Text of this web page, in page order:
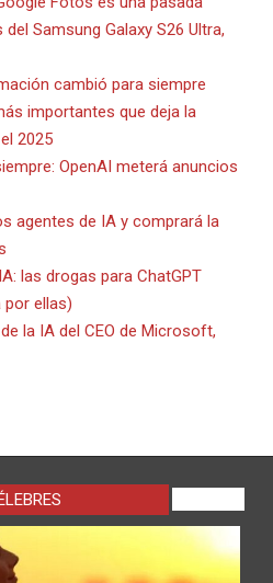
Samsung Galaxy S26 Ultra,
cambió para siempre
importantes que deja la
2025
OpenAI meterá anuncios
agentes de IA y comprará la
las drogas para ChatGPT
por ellas)
la IA del CEO de Microsoft,